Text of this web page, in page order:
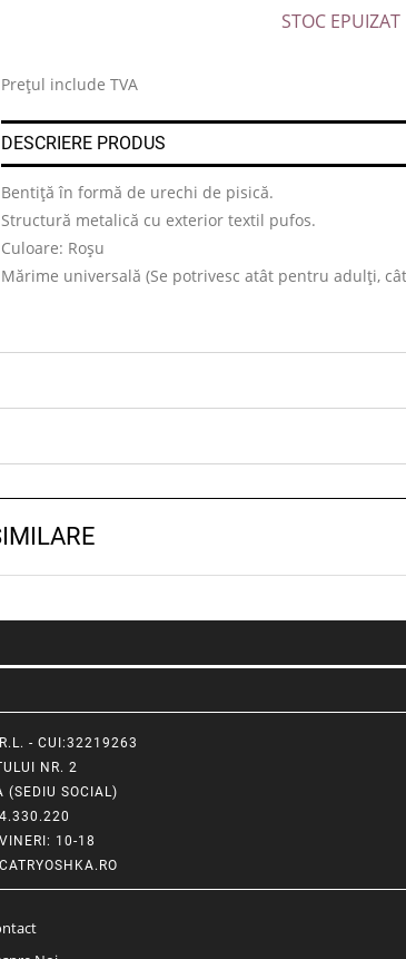
STOC EPUIZAT
Prețul include TVA
DESCRIERE PRODUS
Bentiță în formă de urechi de pisică.
Structură metalică cu exterior textil pufos.
Culoare: Roșu
Mărime universală (Se potrivesc atât pentru adulți,
- CUI:32219263
NR. 2
(SEDIU SOCIAL)
10-18